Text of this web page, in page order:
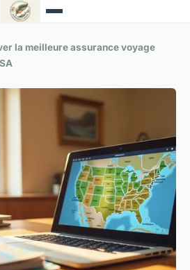
la meilleure assurance voyage